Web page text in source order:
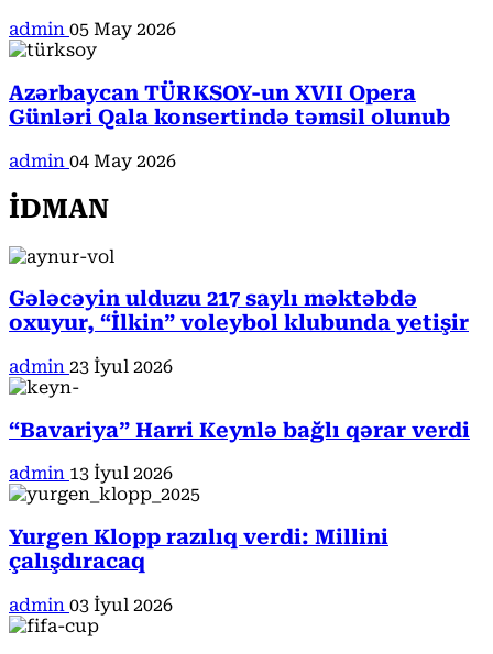
admin 05 May 2026
Azərbaycan TÜRKSOY-un XVII Opera
Günləri Qala konsertində təmsil olunub
admin 04 May 2026
İDMAN
Gələcəyin ulduzu 217 saylı məktəbdə
oxuyur, “İlkin” voleybol klubunda yetişir
admin 23 İyul 2026
“Bavariya” Harri Keynlə bağlı qərar verdi
admin 13 İyul 2026
Yurgen Klopp razılıq verdi: Millini
çalışdıracaq
admin 03 İyul 2026